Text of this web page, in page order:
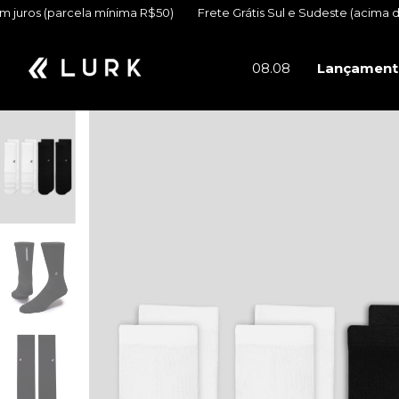
R$50) Frete Grátis Sul e Sudeste (acima de R$399) 6x
08.08